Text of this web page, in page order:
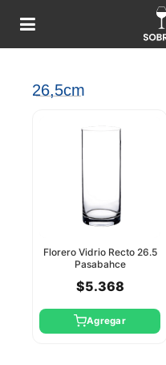
26,5cm
Florero Vidrio Recto 26.5
Pasabahce
$5.368
Agregar